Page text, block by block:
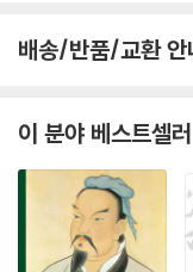
제10편│지형 地形 지형
내가 있는 곳을 올바로
· 지형을 읽어야 승리할
언가 새겨져 있는 것을
미 손쓸 도리가 없음을
했다.
“결국 내가 저 아이의
제나라는 이 기세를 몰
사로잡아 귀환했다.
뛰어들고 나서 이기려 하
리의 조건을 먼저 갖춘
2,500년 전에 쓰인 책이
4 용지 5장 분량의 6천
든 것을 집대성했다. 그
체계와 병사들의 사기
배송/반품/교환 안
이 분야 베스트셀러